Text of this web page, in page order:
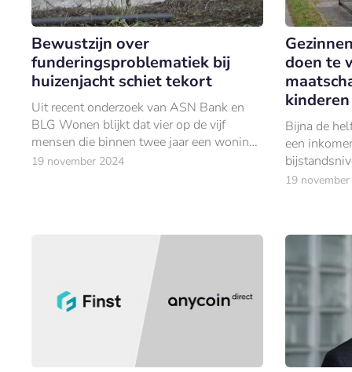
Bewustzijn over
funderingsproblematiek bij
huizenjacht schiet tekort
Uit recent onderzoek van ASN Bank en
BLG Wonen blijkt dat vier op de vijf
mensen die binnen twee jaar een woning
willen kopen, nauwelijks bekend zijn met
19 november 2024
doen te
kinderen
Bijna de
een
19